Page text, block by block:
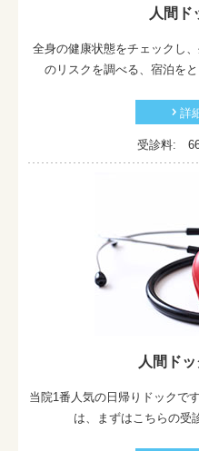
人間ド
全身の健康状態をチェックし
のリスクを調べる、宿泊を
詳
受診料:
人間ドッ
当院1番人気の日帰りドックで
は、まずはこちらの受